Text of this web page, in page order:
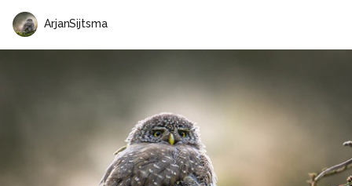
ArjanSijtsma